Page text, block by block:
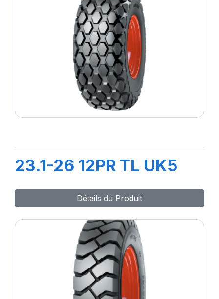
23.1-26 12PR TL UK5
Détails du Produit